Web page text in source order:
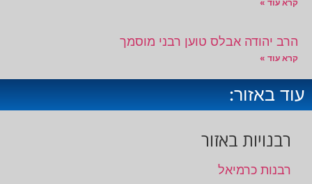
קרא עוד »
הרב יהודה אבלס טוען רבני מוסמך
קרא עוד »
עוד באזור:
רבנויות באזור
רבנות כרמיאל